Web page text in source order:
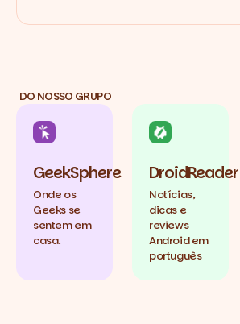
DO NOSSO GRUPO
GeekSphere
Onde os
Geeks se
sentem em
casa.
DroidReader
Notícias,
dicas e
reviews
Android em
português